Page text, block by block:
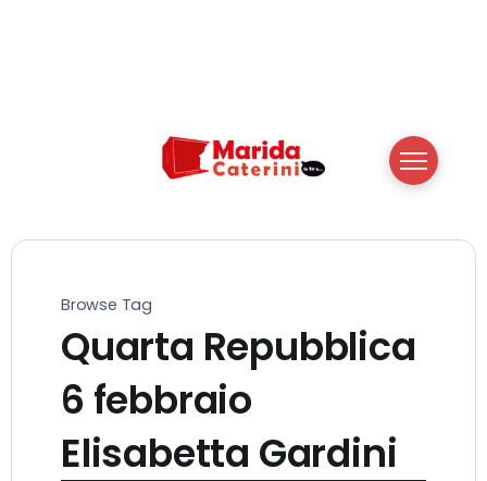
Browse Tag
Quarta Repubblica
6 febbraio
Elisabetta Gardini